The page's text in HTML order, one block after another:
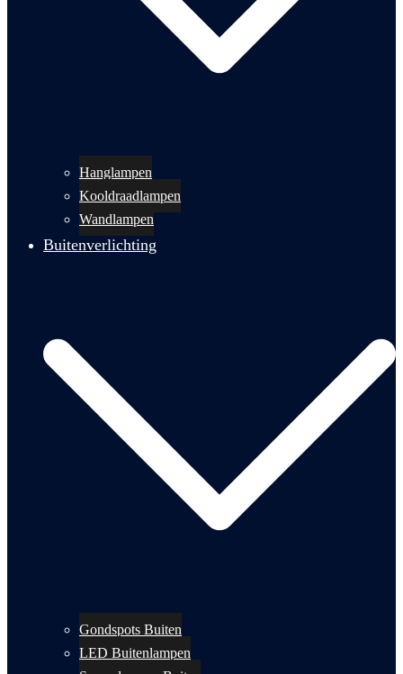
Hanglampen
Kooldraadlampen
Wandlampen
Buitenverlichting
Gondspots Buiten
LED Buitenlampen